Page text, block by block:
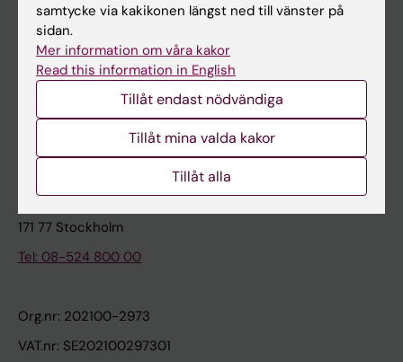
Universitetsbiblioteket
Stöd forskning och utbildning
Karolinska Institutet Innovation
Kontakta presstjänsten
Karolinska Institutet
171 77 Stockholm
Tel: 08-524 800 00
Org.nr: 202100-2973
VAT.nr: SE202100297301
samtycke via kakikonen längst ned till vänster på
sidan.
Mer information om våra kakor
Read this information in English
Tillåt endast nödvändiga
Tillåt mina valda kakor
Tillåt alla